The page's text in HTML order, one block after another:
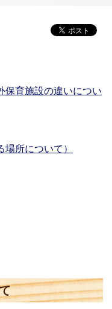
保育施設の違いについ
所について）